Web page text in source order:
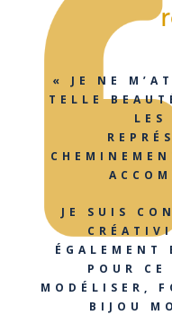
« JE NE
TELLE
LES
JE SUIS
ÉGALEMENT
POUR CE
MODÉLISER,
BIJOU